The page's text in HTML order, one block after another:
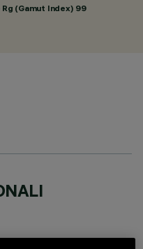
(Gamut Index) 99